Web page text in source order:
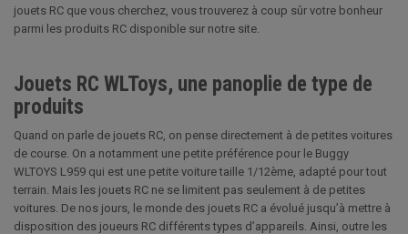
jouets RC que vous cherchez, vous trouverez à coup sûr votre bonheur
parmi les produits RC disponible sur notre site.
Jouets RC WLToys, une panoplie de type de
produits
Quand on parle de jouets RC, on pense directement à de petites voitures
de course. On a notamment une petite préférence pour le Buggy
WLTOYS L959 qui est une petite voiture taille 1/12ème, adapté pour tout
terrain. Mais les jouets RC ne se limitent pas seulement à de petites
voitures. De nos jours, le monde des jouets RC a évolué jusqu’à mettre à
disposition des joueurs RC différents types d’appareils. Ainsi, outre les